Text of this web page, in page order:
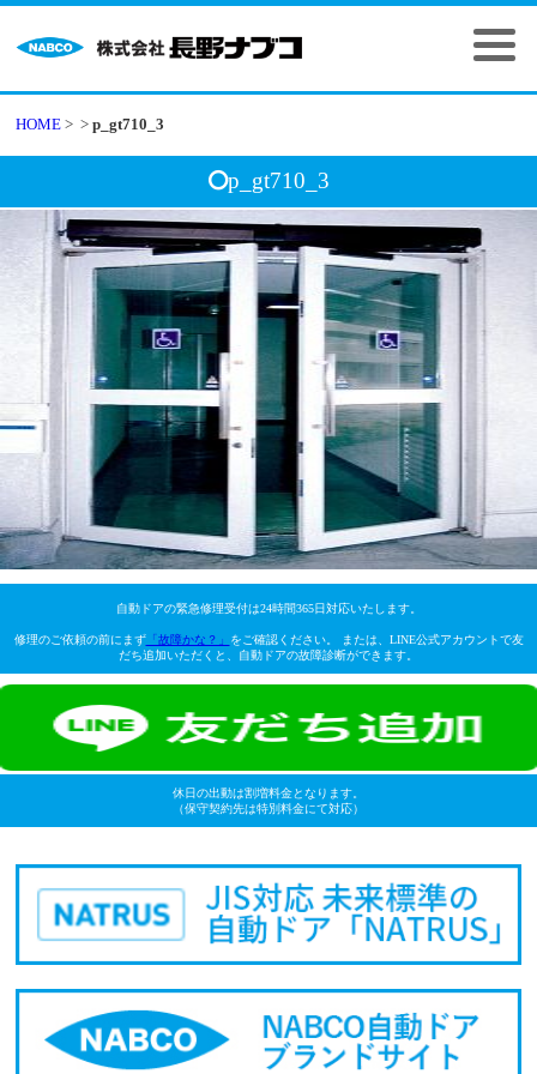
HOME > >p_gt710_3
p_gt710_3
自動ドアの緊急修理受付は24時間365日対応いたします。
修理のご依頼の前にまず「故障かな？」
をご確認ください。 または、LINE公式アカウントで友
だち追加いただくと、自動ドアの故障診断ができます。
休日の出動は割増料金となります。
（保守契約先は特別料金にて対応）